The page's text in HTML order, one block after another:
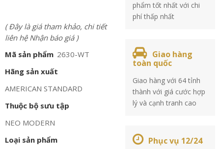
( Đây là giá tham khảo, chi tiết
liên hệ Nhận báo giá )
Mã sản phẩm 2630-WT
Hãng sản xuất
AMERICAN STANDARD
Thuộc bộ sưu tập
NEO MODERN
Loại sản phẩm
phẩm tốt nhất với chi
phí thấp nhất
Giao hàng
toàn quốc
Giao hàng với 64 tỉnh
thành với giá cước hợp
lý và cạnh tranh cao
Phục vụ 12/24